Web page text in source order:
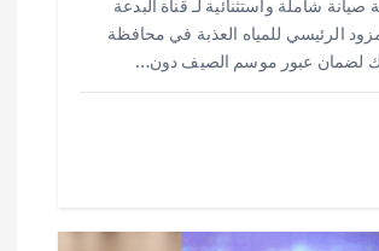
te
r
l
s
A
e
شاملة واستثنائية لـ قناة البدعة
الرئيسي للمياه العذبة في محافظة
لضمان عبور موسم الصيف دون…